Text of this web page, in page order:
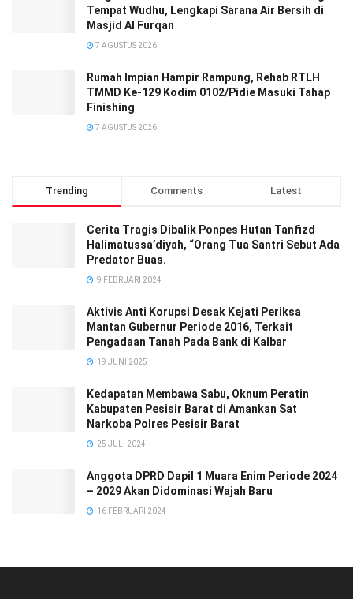
Tempat Wudhu, Lengkapi Sarana Air Bersih di
Masjid Al Furqan
7 AGUSTUS 2026
Rumah Impian Hampir Rampung, Rehab RTLH
TMMD Ke-129 Kodim 0102/Pidie Masuki Tahap
Finishing
7 AGUSTUS 2026
Trending Comments Latest
Cerita Tragis Dibalik Ponpes Hutan Tanfizd
Halimatussa’diyah, “Orang Tua Santri Sebut Ada
Predator Buas.
9 FEBRUARI 2024
Aktivis Anti Korupsi Desak Kejati Periksa
Mantan Gubernur Periode 2016, Terkait
Pengadaan Tanah Pada Bank di Kalbar
19 JUNI 2025
Kedapatan Membawa Sabu, Oknum Peratin
Kabupaten Pesisir Barat di Amankan Sat
Narkoba Polres Pesisir Barat
25 JULI 2024
Anggota DPRD Dapil 1 Muara Enim Periode 2024
– 2029 Akan Didominasi Wajah Baru
16 FEBRUARI 2024